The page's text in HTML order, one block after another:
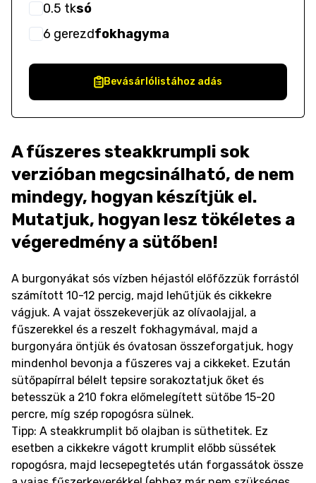
0.5 tksó
6 gerezdfokhagyma
Bevásárlólistához adás
A fűszeres steakkrumpli sok
verzióban megcsinálható, de nem
mindegy, hogyan készítjük el.
Mutatjuk, hogyan lesz tökéletes a
végeredmény a sütőben!
A burgonyákat sós vízben héjastól előfőzzük forrástól
számított 10-12 percig, majd lehűtjük és cikkekre
vágjuk. A vajat összekeverjük az olívaolajjal, a
fűszerekkel és a reszelt fokhagymával, majd a
burgonyára öntjük és óvatosan összeforgatjuk, hogy
mindenhol bevonja a fűszeres vaj a cikkeket. Ezután
sütőpapírral bélelt tepsire sorakoztatjuk őket és
betesszük a 210 fokra előmelegített sütőbe 15-20
percre, míg szép ropogósra sülnek.
Tipp: A steakkrumplit bő olajban is süthetitek. Ez
esetben a cikkekre vágott krumplit előbb süssétek
ropogósra, majd lecsepegtetés után forgassátok össze